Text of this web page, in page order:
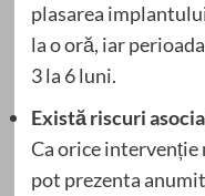
plasarea
la o oră, iar
3 la 6 luni.
Există riscuri
Ca orice
pot prezenta